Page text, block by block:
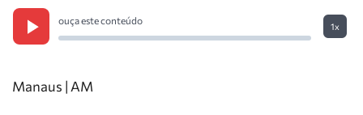
ouça este conteúdo
1x
Manaus | AM